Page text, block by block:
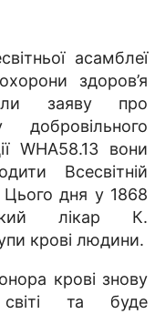
асамблеї
здоров’я
заяву про
добровільного
WHA58.13 вони
Всесвітній
дня у 1868
лікар К.
крові людини.
крові знову
та буде